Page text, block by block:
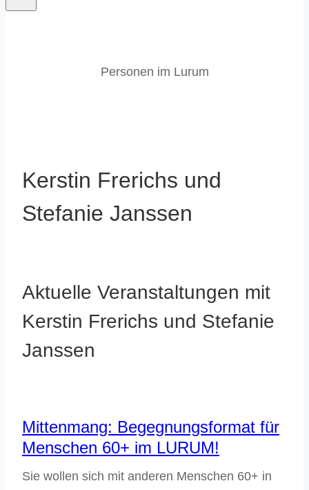
Personen im Lurum
Kerstin Frerichs und
Stefanie Janssen
Aktuelle Veranstaltungen mit
Kerstin Frerichs und Stefanie
Janssen
Mittenmang: Begegnungsformat für
Menschen 60+ im LURUM!
Sie wollen sich mit anderen Menschen 60+ in